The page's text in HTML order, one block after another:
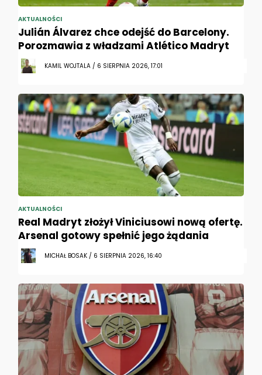
AKTUALNOŚCI
Julián Álvarez chce odejść do Barcelony.
Porozmawia z władzami Atlético Madryt
KAMIL WOJTALA / 6 SIERPNIA 2026, 17:01
AKTUALNOŚCI
Real Madryt złożył Viniciusowi nową ofertę.
Arsenal gotowy spełnić jego żądania
MICHAŁ BOSAK / 6 SIERPNIA 2026, 16:40